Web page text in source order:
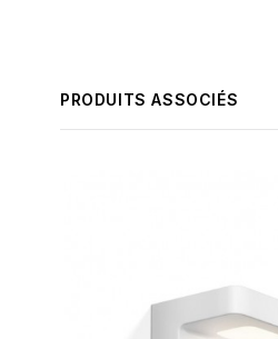
PRODUITS ASSOCIÉS